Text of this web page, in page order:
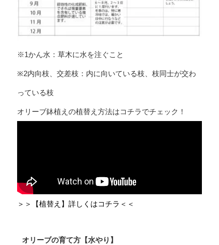
※1かん水：草木に水を注ぐこと
※2内向枝、交差枝：内に向いている枝、枝同士が交わ
っている枝
オリーブ鉢植えの植替え方法はコチラでチェック！
＞＞【植替え】詳しくはコチラ＜＜
オリーブの育て方【水やり】